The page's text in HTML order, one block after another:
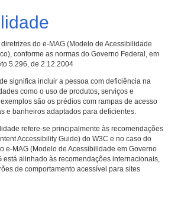
do e-MAG (Modelo de Acessibilidade
conforme as normas do Governo Federal, em
5.296, de 2.12.2004
significa incluir a pessoa com deficiência na
como o uso de produtos, serviços e
são os prédios com rampas de acesso
e banheiros adaptados para deficientes.
refere-se principalmente às recomendações
Accessibility Guide) do W3C e no caso do
e-MAG (Modelo de Acessibilidade em Governo
está alinhado às recomendações internacionais,
de comportamento acessível para sites